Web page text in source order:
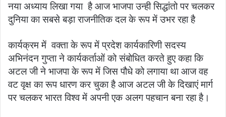
नया अध्याय लिखा गया है आज भाजपा उन्ही सिद्धांतो पर चलकर
दुनिया का सबसे बड़ा राजनीतिक दल के रूप में उभर रहा है
कार्यक्रम में वक्ता के रूप में प्रदेश कार्यकारिणी सदस्य
अभिनंदन गुप्ता ने कार्यकर्ताओं को संबोधित करते हुए कहा कि
अटल जी ने भाजपा के रूप में जिस पौधे को लगाया था आज वह
वट वृक्ष का रूप धारण कर चुका है आज अटल जी के दिखाएं मार्ग
पर चलकर भारत विश्व में अपनी एक अलग पहचान बना रहा है।